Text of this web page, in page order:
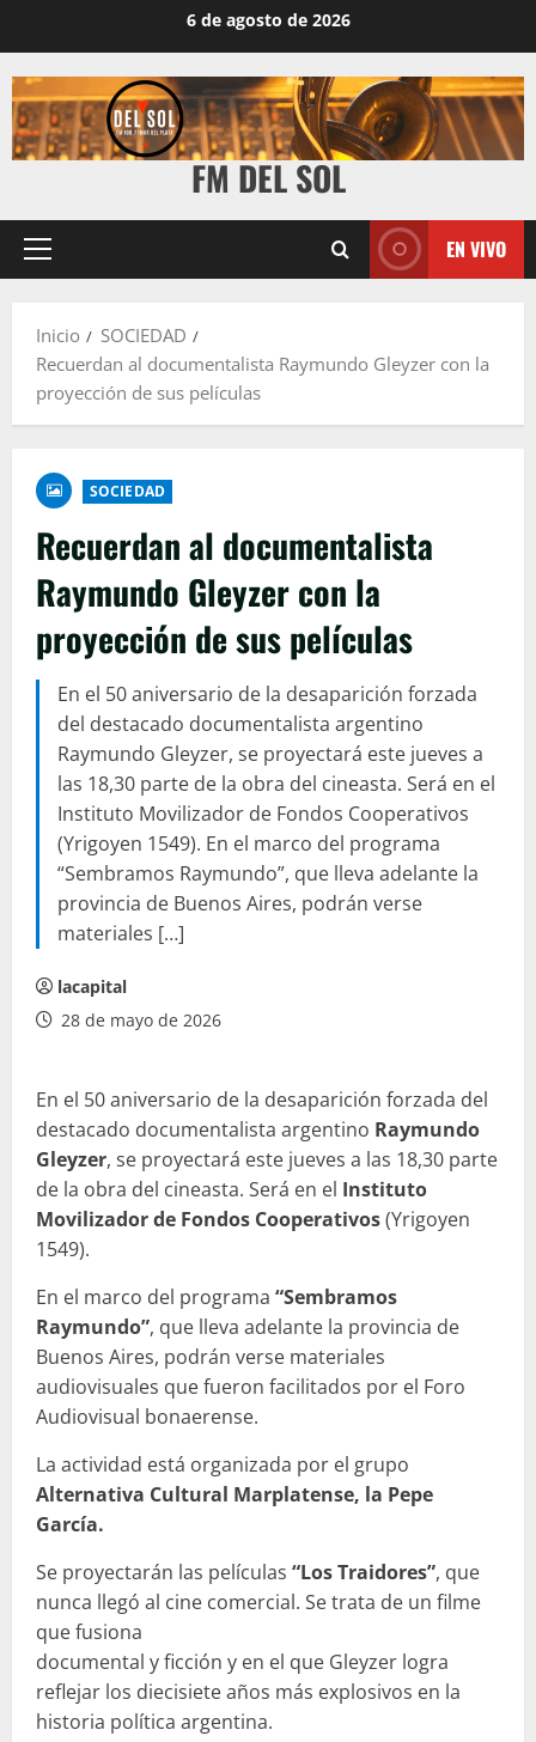
6 de agosto de 2026
FM DEL SOL
EN VIVO
Inicio
SOCIEDAD
Recuerdan al documentalista Raymundo Gleyzer con la
proyección de sus películas
SOCIEDAD
Recuerdan al documentalista
Raymundo Gleyzer con la
proyección de sus películas
En el 50 aniversario de la desaparición forzada
del destacado documentalista argentino
Raymundo Gleyzer, se proyectará este jueves a
las 18,30 parte de la obra del cineasta. Será en el
Instituto Movilizador de Fondos Cooperativos
(Yrigoyen 1549). En el marco del programa
“Sembramos Raymundo”, que lleva adelante la
provincia de Buenos Aires, podrán verse
materiales […]
lacapital
28 de mayo de 2026
En el 50 aniversario de la desaparición forzada del
destacado documentalista argentino Raymundo
Gleyzer, se proyectará este jueves a las 18,30 parte
de la obra del cineasta. Será en el Instituto
Movilizador de Fondos Cooperativos(Yrigoyen
1549).
En el marco del programa “Sembramos
Raymundo”, que lleva adelante la provincia de
Buenos Aires, podrán verse materiales
audiovisuales que fueron facilitados por el Foro
Audiovisual bonaerense.
La actividad está organizada por el grupo
Alternativa Cultural Marplatense, la Pepe
García.
Se proyectarán las películas “Los Traidores”, que
nunca llegó al cine comercial. Se trata de un filme
que fusiona
documental y ficción y en el que Gleyzer logra
reflejar los diecisiete años más explosivos en la
historia política argentina.